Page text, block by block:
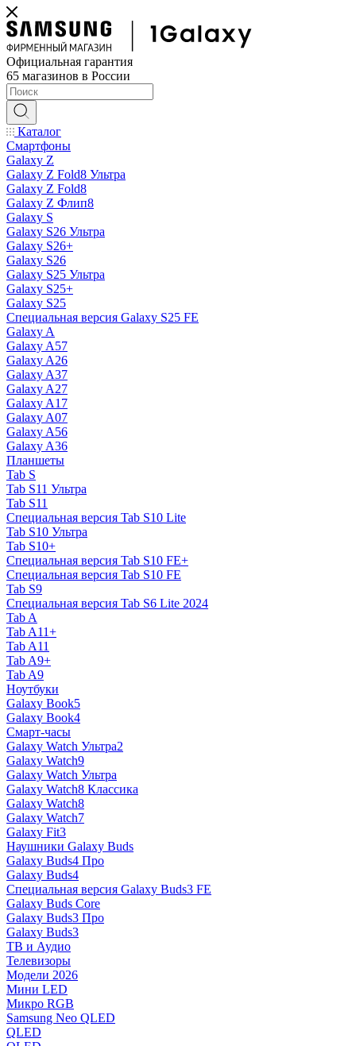
Официальная гарантия
65 магазинов в России
Каталог
Смартфоны
Galaxy Z
Galaxy Z Fold8 Ультра
Galaxy Z Fold8
Galaxy Z Флип8
Galaxy S
Galaxy S26 Ультра
Galaxy S26+
Galaxy S26
Galaxy S25 Ультра
Galaxy S25+
Galaxy S25
Специальная версия Galaxy S25 FE
Galaxy A
Galaxy A57
Galaxy A26
Galaxy A37
Galaxy A27
Galaxy A17
Galaxy A07
Galaxy A56
Galaxy A36
Планшеты
Tab S
Tab S11 Ультра
Tab S11
Специальная версия Tab S10 Lite
Tab S10 Ультра
Tab S10+
Специальная версия Tab S10 FE+
Специальная версия Tab S10 FE
Tab S9
Специальная версия Tab S6 Lite 2024
Tab A
Tab A11+
Tab A11
Tab A9+
Tab A9
Ноутбуки
Galaxy Book5
Galaxy Book4
Смарт-часы
Galaxy Watch Ультра2
Galaxy Watch9
Galaxy Watch Ультра
Galaxy Watch8 Классика
Galaxy Watch8
Galaxy Watch7
Galaxy Fit3
Наушники Galaxy Buds
Galaxy Buds4 Про
Galaxy Buds4
Специальная версия Galaxy Buds3 FE
Galaxy Buds Core
Galaxy Buds3 Про
Galaxy Buds3
ТВ и Аудио
Телевизоры
Модели 2026
Мини LED
Микро RGB
Samsung Neo QLED
QLED